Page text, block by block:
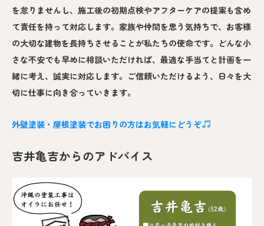
を怠りませんし、施工後の初期点検やアフターケアの提案も含め
て責任を持って対応します。家族や仲間を思う気持ちで、お客様
の大切な建物を長持ちさせることが私たちの使命です。どんな小
さな不安でも早めに相談いただければ、最適な手当てと計画を一
緒に考え、誠実に対応します。ご信頼いただけるよう、日々を大
切に仕事に向き合っていきます。
外壁塗装・屋根塗装でお困りの方はお気軽にどうぞ
吉井亀吉からのアドバイス